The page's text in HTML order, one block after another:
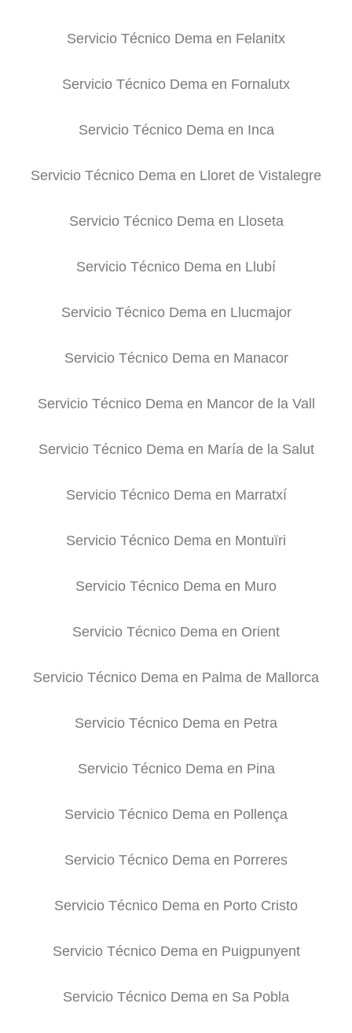
Servicio Técnico Dema en Felanitx
Servicio Técnico Dema en Fornalutx
Servicio Técnico Dema en Inca
Servicio Técnico Dema en Lloret de Vistalegre
Servicio Técnico Dema en Lloseta
Servicio Técnico Dema en Llubí
Servicio Técnico Dema en Llucmajor
Servicio Técnico Dema en Manacor
Servicio Técnico Dema en Mancor de la Vall
Servicio Técnico Dema en María de la Salut
Servicio Técnico Dema en Marratxí
Servicio Técnico Dema en Montuïri
Servicio Técnico Dema en Muro
Servicio Técnico Dema en Orient
Servicio Técnico Dema en Palma de Mallorca
Servicio Técnico Dema en Petra
Servicio Técnico Dema en Pina
Servicio Técnico Dema en Pollença
Servicio Técnico Dema en Porreres
Servicio Técnico Dema en Porto Cristo
Servicio Técnico Dema en Puigpunyent
Servicio Técnico Dema en Sa Pobla